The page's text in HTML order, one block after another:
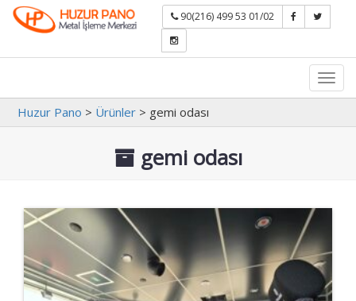
90(216) 499 53 01/02
Huzur Pano > Ürünler > gemi odası
gemi odası